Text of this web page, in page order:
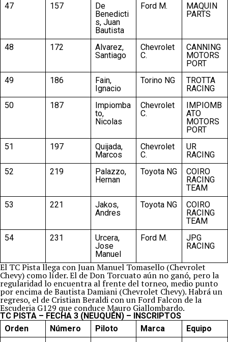
47
157
De
Benedicti
s, Juan
Bautista
Ford M.
MAQUIN
PARTS
48 172
Alvarez,
Santiago
Chevrolet
C.
CANNING
MOTORS
PORT
49
186
Fain,
Ignacio
Torino NG
TROTTA
RACING
50
187
Impiomba
to,
Nicolas
Chevrolet
C.
IMPIOMB
ATO
MOTORS
PORT
51
197
Quijada,
Marcos
Chevrolet
C.
UR
RACING
52
219
Palazzo,
Hernan
Toyota NG
COIRO
RACING
TEAM
53
221
Jakos,
Andres
Toyota NG
COIRO
RACING
TEAM
54
231
Urcera,
Jose
Manuel
Ford M.
JPG
RACING
El TC Pista llega con Juan Manuel Tomasello (Chevrolet
Chevy) como líder. El de Don Torcuato aún no ganó, pero la
regularidad lo encuentra al frente del torneo, medio punto
por encima de Bautista Damiani (Chevrolet Chevy). Habrá un
regreso, el de Cristian Beraldi con un Ford Falcon de la
Escuderia G129 que conduce Mauro Giallombardo.
TC PISTA – FECHA 3 (NEUQUÉN) – INSCRIPTOS
Orden
Número Piloto Marca
Equipo